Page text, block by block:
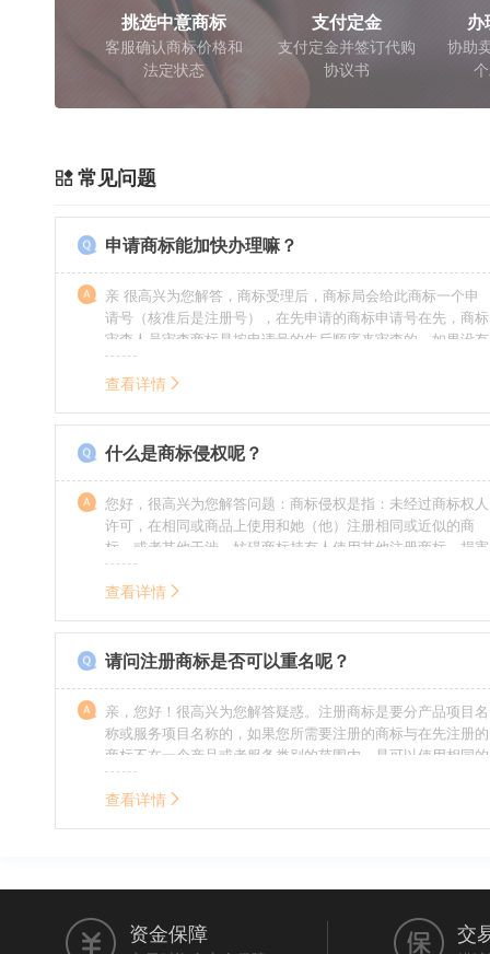
挑选中意商标
客服确认商标价格和
法定状态
支付定金
支付定金并签订代购
协议书
办
协助
常见问题
申请商标能加快办理嘛？
亲 很高兴为您解答，商标受理后，商标局会给此商标一个申
请号（核准后是注册号），在先申请的商标申请号在先，商标
审查人员审查商标是按申请号的先后顺序来审查的，如果没有
特殊情况（受理案件需要，被异议等），不会延迟也不会提
前。
查看详情
什么是商标侵权呢？
您好，很高兴为您解答问题：商标侵权是指：未经过商标权人
许可，在相同或商品上使用和她（他）注册相同或近似的商
标，或者其他干涉、妨碍商标持有人使用其他注册商标，损害
商标持有人合法权益的其他行为。侵权的人通常需要承担侵权
的责任，明知侵权的行为的人要承担赔偿的责任。情节严重
查看详情
请问注册商标是否可以重名呢？
亲，您好！很高兴为您解答疑惑。注册商标是要分产品项目名
称或服务项目名称的，如果您所需要注册的商标与在先注册的
商标不在一个产品或者服务类别的范围内，是可以使用相同的
名称的。希望我的回答能帮到您。
查看详情
资金保障 交